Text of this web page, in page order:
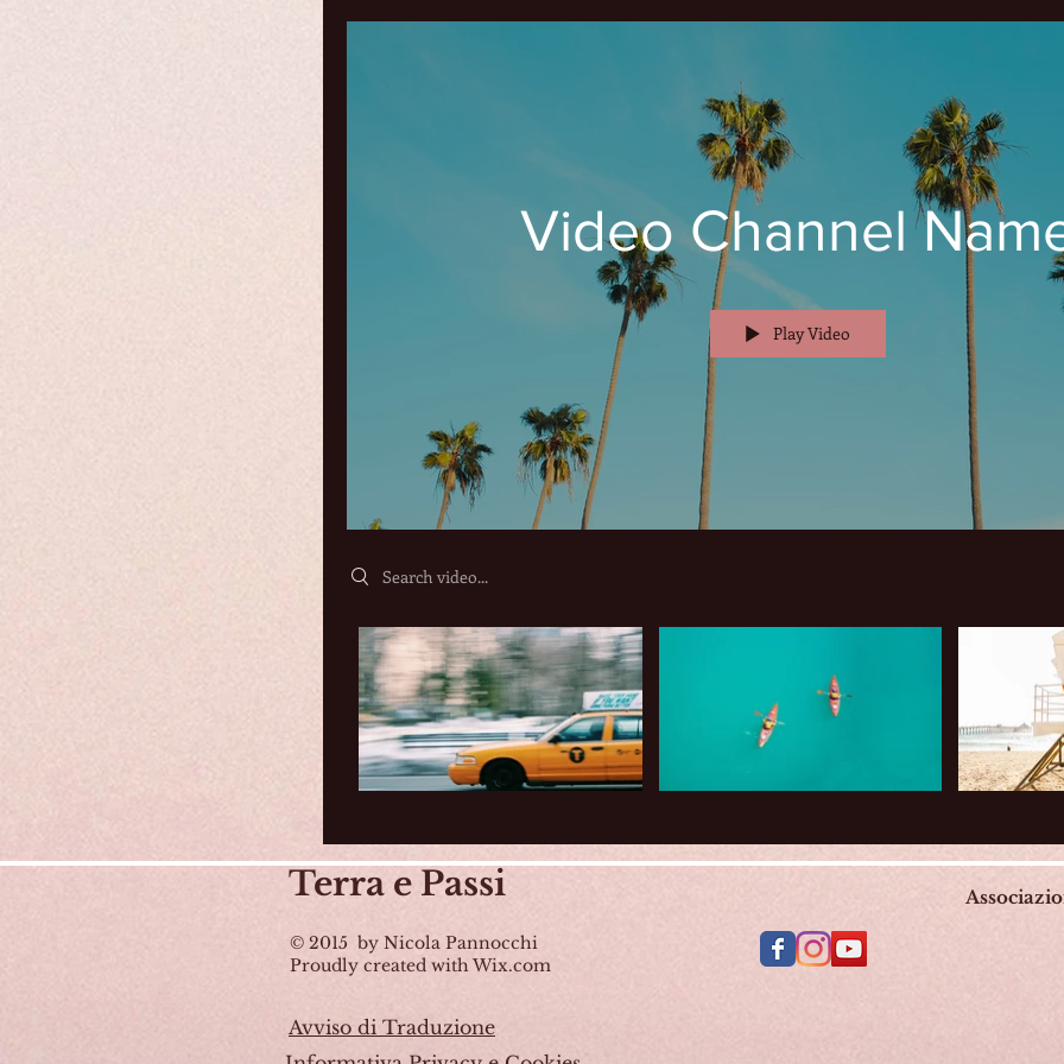
Video Channel
Play Video
Search videos
Terra e Passi
© 2015 by Nicola Pannocchi
Proudly created with Wix.com
Avviso di Traduzione